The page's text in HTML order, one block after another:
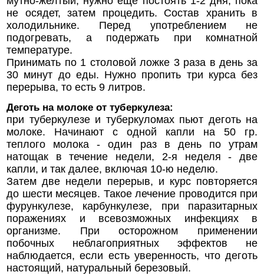
не осядет, затем процедить. Состав хранить в
холодильнике. Перед употреблением не
подогревать, а подержать при комнатной
температуре.
Принимать по 1 столовой ложке 3 раза в день за
30 минут до еды. Нужно пропить три курса без
перерыва, то есть 9 литров.
Деготь на молоке от туберкулеза:
при туберкулезе и туберкуломах пьют деготь на
молоке. Начинают с одной капли на 50 гр.
теплого молока - один раз в день по утрам
натощак в течение недели, 2-я неделя - две
капли, и так далее, включая 10-ю неделю.
Затем две недели перерыв, и курс повторяется
до шести месяцев. Такое лечение проводится при
фурункулезе, карбункулезе, при паразитарных
поражениях и всевозможных инфекциях в
организме. При осторожном применении
побочных неблагоприятных эффектов не
наблюдается, если есть уверенность, что деготь
настоящий, натуральный березовый.